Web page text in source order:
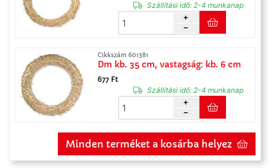
Szállítási idő:2-4 munkanap
Cikkszám 601381
Dm kb. 35 cm, vastagság: kb. 6 cm
677 Ft
Szállítási idő:2-4 munkanap
Minden terméket a kosárba helyez